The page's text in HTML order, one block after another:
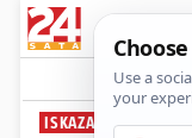
ISKAZAO ŽALJENJE